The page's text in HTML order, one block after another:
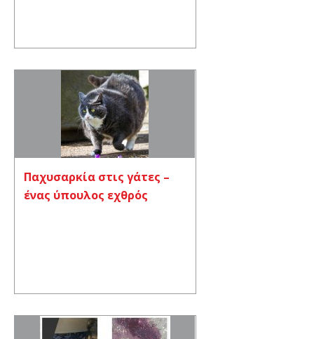
Παχυσαρκία στις γάτες –
ένας ύπουλος εχθρός